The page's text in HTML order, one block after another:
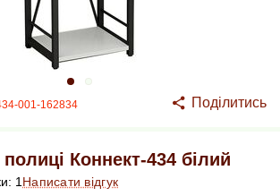
001-162834 Поділитись
Коннект-434 білий
1 Написати відгук